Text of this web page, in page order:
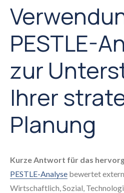
PESTLE-
zur
Ihrer
Planung
Kurze Antwort für das
PESTLE-Analyse bewertet
Wirtschaftlich, Sozial,